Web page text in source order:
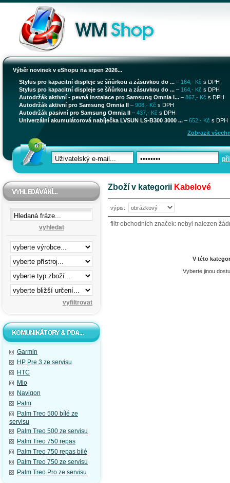
Výběr novinek v eShopu na srpen 2026...
Stylus pro kapacitní displeje se šňůrkou a zásuvkou do ... – 164,- Kč s DPH
Stylus pro kapacitní displeje se šňůrkou a zásuvkou do ... – 164,- Kč s DPH
Autodržák aktivní - pevná instalace pro Samsung Omnia I... – 867,- Kč s DPH
Autodržák aktivní pro Samsung Omnia II – 908,- Kč s DPH
Autodržák pasivní pro Samsung Omnia II – 437,- Kč s DPH
Univerzální akumulátorová nabíječka LVSUN LS-B300 3000 ... – 652,- Kč s DPH
Zobrazit
vyhledat
Garmin
HP Pre 3 ze servisu
HTC
Mio
Navigon
Palm
Palm Treo 500 bílé ze
servisu
Palm Treo 500 ze servisu
Palm Treo 750 repas
Palm Treo 750 repas bílé
Palm Treo 750 ze servisu
Palm Treo Pro ze servisu
Zboží v kategorii Kabelové
výpis:
filtr obchodních značek: nebyl nalezen
V této
Vyberte jinou